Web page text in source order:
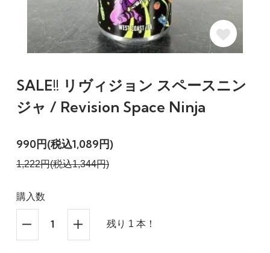
SALE!! リヴィジョン スペースニン
ジャ / Revision Space Ninja
990円(税込1,089円)
1,222円(税込1,344円)
購入数
残り 1 本！